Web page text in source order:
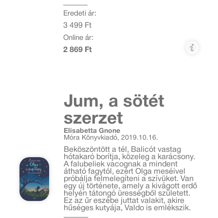
Eredeti ár:
3 499 Ft
Online ár:
2 869 Ft
Jum, a sötét
szerzet
Elisabetta Gnone
Móra Könyvkiadó, 2019.10.16.
Beköszöntött a tél, Balicót vastag
hótakaró borítja, közeleg a karácsony.
A falubeliek vacognak a mindent
átható fagytól, ezért Olga meséivel
próbálja felmelegíteni a szívüket. Van
egy új története, amely a kivágott erdő
helyén tátongó ürességből született.
Ez az űr eszébe juttat valakit, akire
hűséges kutyája, Valdo is emlékszik.